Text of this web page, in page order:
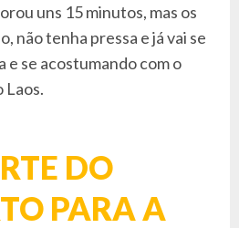
uns 15 minutos, mas os
não tenha pressa e já vai se
e se acostumando com o
Laos.
DO
PARA A